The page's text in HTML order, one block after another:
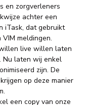
en zorgverleners
achter een
iTask, dat gebruikt
meldingen.
live willen laten
Nu laten wij enkel
zijn. De
op deze manier
een copy van onze